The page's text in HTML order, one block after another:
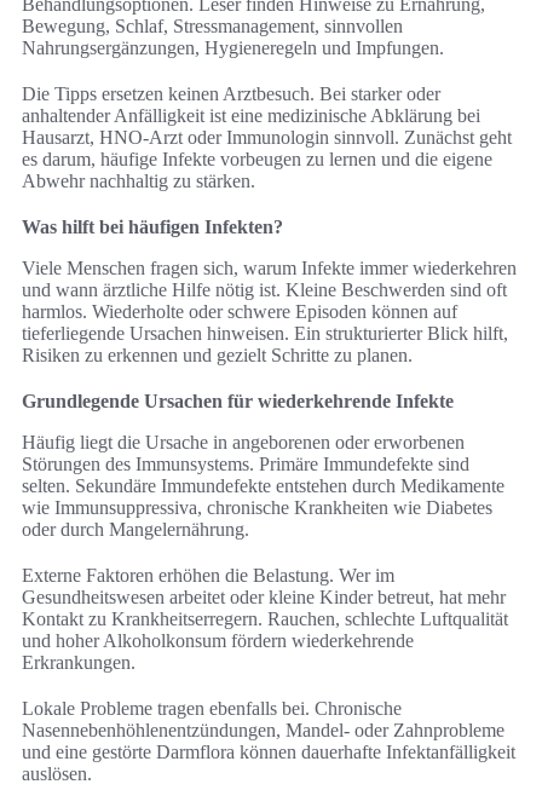
Behandlungsoptionen. Leser finden Hinweise zu Ernährung,
Bewegung, Schlaf, Stressmanagement, sinnvollen
Nahrungsergänzungen, Hygieneregeln und Impfungen.
Die Tipps ersetzen keinen Arztbesuch. Bei starker oder
anhaltender Anfälligkeit ist eine medizinische Abklärung bei
Hausarzt, HNO-Arzt oder Immunologin sinnvoll. Zunächst geht
es darum, häufige Infekte vorbeugen zu lernen und die eigene
Abwehr nachhaltig zu stärken.
Was hilft bei häufigen Infekten?
Viele Menschen fragen sich, warum Infekte immer wiederkehren
und wann ärztliche Hilfe nötig ist. Kleine Beschwerden sind oft
harmlos. Wiederholte oder schwere Episoden können auf
tieferliegende Ursachen hinweisen. Ein strukturierter Blick hilft,
Risiken zu erkennen und gezielt Schritte zu planen.
Grundlegende Ursachen für wiederkehrende Infekte
Häufig liegt die Ursache in angeborenen oder erworbenen
Störungen des Immunsystems. Primäre Immundefekte sind
selten. Sekundäre Immundefekte entstehen durch Medikamente
wie Immunsuppressiva, chronische Krankheiten wie Diabetes
oder durch Mangelernährung.
Externe Faktoren erhöhen die Belastung. Wer im
Gesundheitswesen arbeitet oder kleine Kinder betreut, hat mehr
Kontakt zu Krankheitserregern. Rauchen, schlechte Luftqualität
und hoher Alkoholkonsum fördern wiederkehrende
Erkrankungen.
Lokale Probleme tragen ebenfalls bei. Chronische
Nasennebenhöhlenentzündungen, Mandel- oder Zahnprobleme
und eine gestörte Darmflora können dauerhafte Infektanfälligkeit
auslösen.